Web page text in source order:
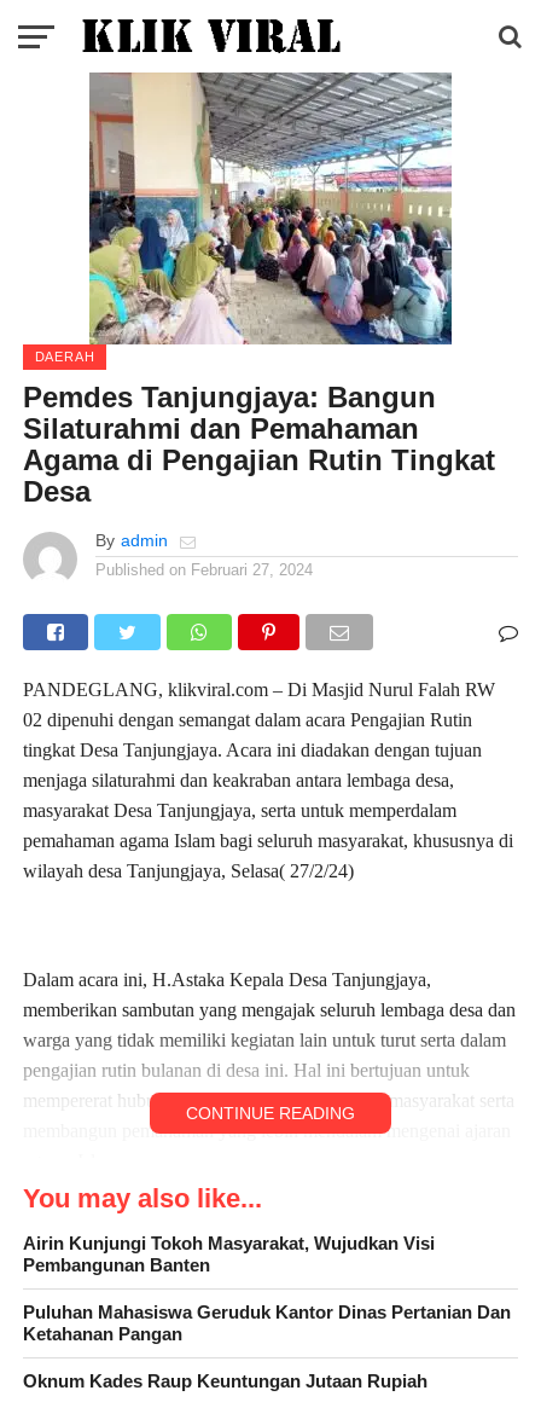
DAERAH
Pemdes Tanjungjaya: Bangun
Silaturahmi dan Pemahaman
Agama di Pengajian Rutin Tingkat
Desa
By admin
Published on Februari 27, 2024
PANDEGLANG, klikviral.com – Di Masjid Nurul Falah RW
02 dipenuhi dengan semangat dalam acara Pengajian Rutin
tingkat Desa Tanjungjaya. Acara ini diadakan dengan tujuan
menjaga silaturahmi dan keakraban antara lembaga desa,
masyarakat Desa Tanjungjaya, serta untuk memperdalam
pemahaman agama Islam bagi seluruh masyarakat, khususnya di
wilayah desa Tanjungjaya, Selasa( 27/2/24)
Dalam acara ini, H.Astaka Kepala Desa Tanjungjaya,
memberikan sambutan yang mengajak seluruh lembaga desa dan
warga yang tidak memiliki kegiatan lain untuk turut serta dalam
pengajian rutin bulanan di desa ini. Hal ini bertujuan untuk
mempererat hubungan antara lembaga desa dan masyarakat serta
membangun pemahaman yang lebih mendalam mengenai ajaran
Ketua MUI Desa Tanjungjaya, Kyai Muhidin hadir dalam acara
dukungan terhadap kegiatan pengajian tingkat Desa Tanjungjaya
ini. Dengan adanya kolaborasi dengan MUI, diharapkan
pengajian rutin bulanan dapat memberikan manfaat spiritual dan
CONTINUE READING
You may also like...
Airin Kunjungi Tokoh Masyarakat, Wujudkan Visi
Pembangunan Banten
Puluhan Mahasiswa Geruduk Kantor Dinas Pertanian Dan
Ketahanan Pangan
Oknum Kades Raup Keuntungan Jutaan Rupiah